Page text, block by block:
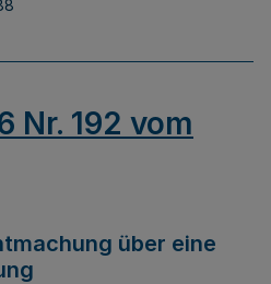
Nr. 192 vom
über eine